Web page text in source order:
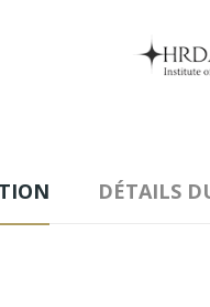
DÉTAILS